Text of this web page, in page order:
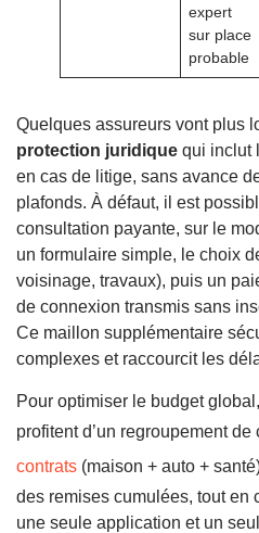
expert
sur place
probable
Quelques assureurs vont plus
protection juridique qui inclut
en cas de litige, sans avance
plafonds. À défaut, il est
consultation payante, sur le
un formulaire simple, le choix
voisinage, travaux), puis un
de connexion transmis sans
Ce maillon supplémentaire
complexes et raccourcit les
Pour optimiser le budget
profitent d’un regroupement de
contrats (maison + auto +
des remises cumulées, tout en
une seule application et un